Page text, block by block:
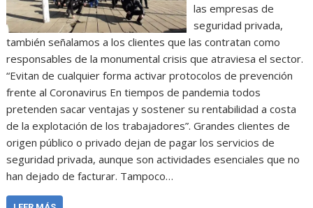
las empresas de
seguridad privada,
también señalamos a los clientes que las contratan como
responsables de la monumental crisis que atraviesa el sector.
“Evitan de cualquier forma activar protocolos de prevención
frente al Coronavirus En tiempos de pandemia todos
pretenden sacar ventajas y sostener su rentabilidad a costa
de la explotación de los trabajadores”. Grandes clientes de
origen público o privado dejan de pagar los servicios de
seguridad privada, aunque son actividades esenciales que no
han dejado de facturar. Tampoco…